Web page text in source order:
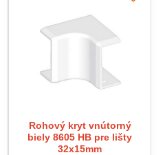
Rohový kryt vnútorný
biely 8605 HB pre lišty
32x15mm